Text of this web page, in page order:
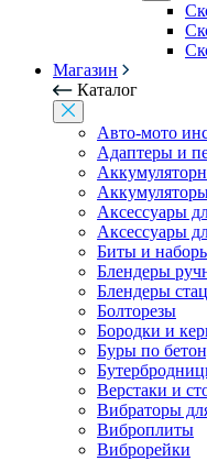
Магазин
Каталог
Авто-мото
Адаптеры и
Аксессуары
Аксессуары
Биты и
Блендеры
Блендеры
Болторезы
Бородки и
Буры по
Верстаки и
Вибраторы
Виброплиты
Виброрейки